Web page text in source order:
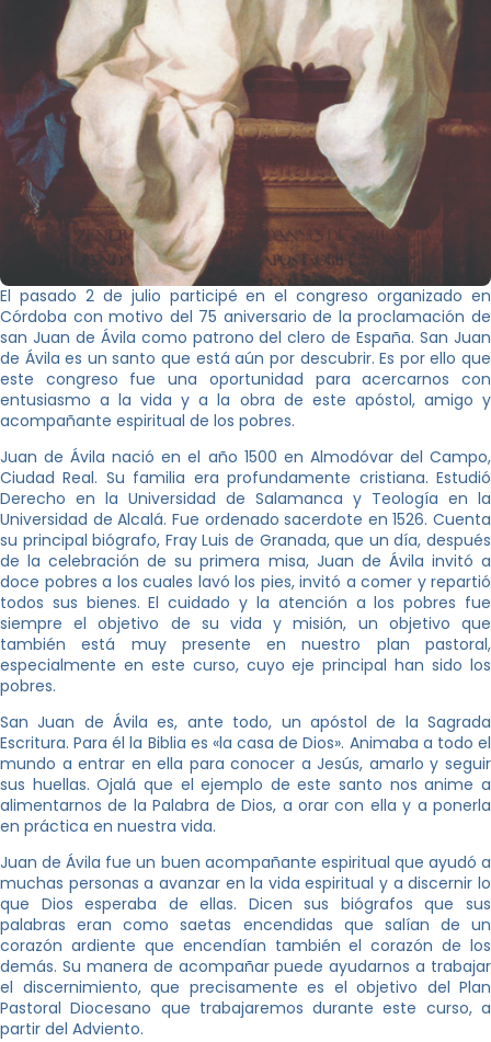
El pasado 2 de julio participé en el congreso organizado en
Córdoba con motivo del 75 aniversario de la proclamación de
san Juan de Ávila como patrono del clero de España. San Juan
de Ávila es un santo que está aún por descubrir. Es por ello que
este congreso fue una oportunidad para acercarnos con
entusiasmo a la vida y a la obra de este apóstol, amigo y
acompañante espiritual de los pobres.
Juan de Ávila nació en el año 1500 en Almodóvar del Campo,
Ciudad Real. Su familia era profundamente cristiana. Estudió
Derecho en la Universidad de Salamanca y Teología en la
Universidad de Alcalá. Fue ordenado sacerdote en 1526. Cuenta
su principal biógrafo, Fray Luis de Granada, que un día, después
de la celebración de su primera misa, Juan de Ávila invitó a
doce pobres a los cuales lavó los pies, invitó a comer y repartió
todos sus bienes. El cuidado y la atención a los pobres fue
siempre el objetivo de su vida y misión, un objetivo que
también está muy presente en nuestro plan pastoral,
especialmente en este curso, cuyo eje principal han sido los
pobres.
San Juan de Ávila es, ante todo, un apóstol de la Sagrada
Escritura. Para él la Biblia es «la casa de Dios». Animaba a todo el
mundo a entrar en ella para conocer a Jesús, amarlo y seguir
sus huellas. Ojalá que el ejemplo de este santo nos anime a
alimentarnos de la Palabra de Dios, a orar con ella y a ponerla
en práctica en nuestra vida.
Juan de Ávila fue un buen acompañante espiritual que ayudó a
muchas personas a avanzar en la vida espiritual y a discernir lo
que Dios esperaba de ellas. Dicen sus biógrafos que sus
palabras eran como saetas encendidas que salían de un
corazón ardiente que encendían también el corazón de los
demás. Su manera de acompañar puede ayudarnos a trabajar
el discernimiento, que precisamente es el objetivo del Plan
Pastoral Diocesano que trabajaremos durante este curso, a
partir del Adviento.